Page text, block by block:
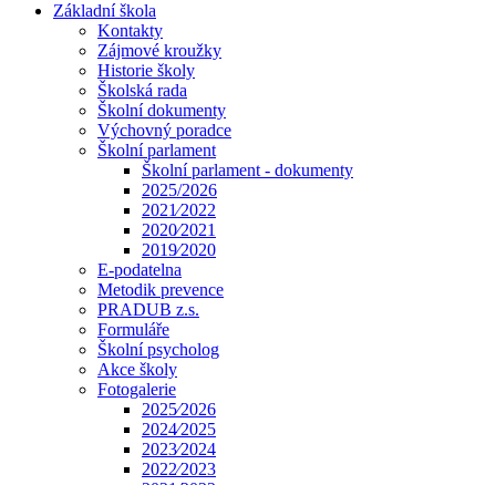
Základní škola
Kontakty
Zájmové kroužky
Historie školy
Školská rada
Školní dokumenty
Výchovný poradce
Školní parlament
Školní parlament - dokumenty
2025/2026
2021⁄2022
2020⁄2021
2019⁄2020
E-podatelna
Metodik prevence
PRADUB z.s.
Formuláře
Školní psycholog
Akce školy
Fotogalerie
2025⁄2026
2024⁄2025
2023⁄2024
2022⁄2023